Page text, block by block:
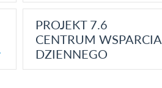
PROJEKT 7.6
CENTRUM WSPARCIA
DZIENNEGO